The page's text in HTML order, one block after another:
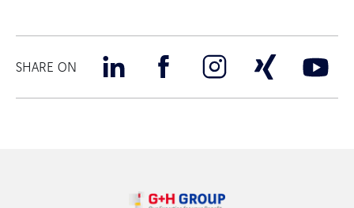
SHARE ON